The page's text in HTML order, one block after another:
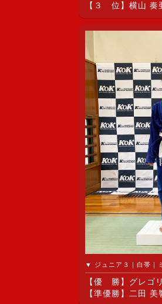
【３ 位】横山 奏
▼ ジュニア３｜白帯｜
【優 勝】グレゴ
【準優勝】二田